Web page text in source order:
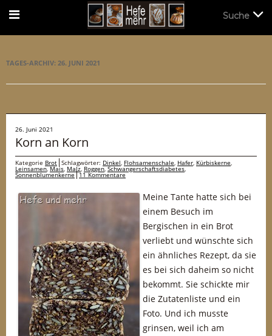
TAGES-ARCHIV: 26. JUNI 2021
26. Juni 2021
Korn an Korn
Kategorie Brot Schlagwörter: Dinkel, Flohsamenschale, Hafer, Kürbiskerne,
Leinsamen,Mais, Malz, Roggen,Schwangerschaftsdiabetes,
Sonnenblumenkerne 11 Kommentare
Meine Tante hatte sich bei
einem Besuch im
Bergischen in ein Brot
verliebt und wünschte sich
ein ähnliches Rezept, da sie
es bei sich daheim so nicht
bekommt. Sie schickte mir
die Zutatenliste und ein
Foto. Und ich musste
grinsen, weil ich am
Suche
Suche